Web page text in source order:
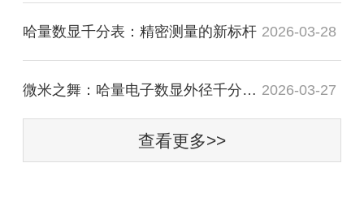
哈量数显千分表：精密测量的新标杆 2026-03-28
微米之舞：哈量电子数显外径千分尺的精密之旅 2026-03-27
查看更多>>